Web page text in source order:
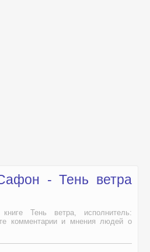
- Тень ветра
Тень ветра, исполнитель:
комментарии и мнения людей о